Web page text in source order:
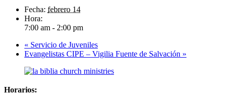
Fecha: febrero 14
Hora:
7:00 am - 2:00 pm
« Servicio de Juveniles
Evangelistas CIPE – Vigilia Fuente de Salvación »
Horarios: